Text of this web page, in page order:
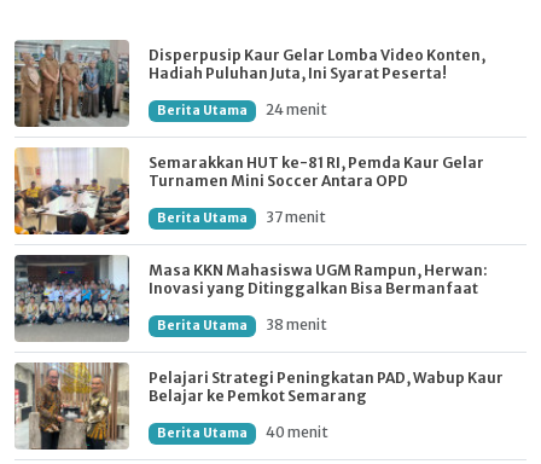
Disperpusip Kaur Gelar Lomba Video Konten,
Hadiah Puluhan Juta, Ini Syarat Peserta!
Berita Utama 24 menit
Semarakkan HUT ke-81 RI, Pemda Kaur Gelar
Turnamen Mini Soccer Antara OPD
Berita Utama 37 menit
Masa KKN Mahasiswa UGM Rampun, Herwan:
Inovasi yang Ditinggalkan Bisa Bermanfaat
Berita Utama 38 menit
Pelajari Strategi Peningkatan PAD, Wabup Kaur
Belajar ke Pemkot Semarang
Berita Utama 40 menit